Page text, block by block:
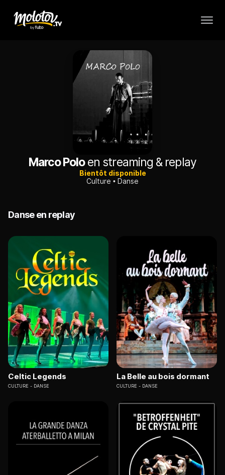
Marco Poloen streaming & replay
Bientôt disponible
Culture
Danse
Danse en replay
Celtic Legends
CULTURE DANSE
La Belle au bois dormant
CULTURE DANSE